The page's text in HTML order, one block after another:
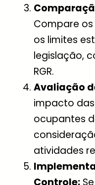
Compare
os limites
legislação,
RGR.
Avaliação
impacto
ocupantes
atividades